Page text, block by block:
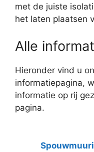
met de juiste
het laten plaatsen
Alle
Hieronder vind u
informatiepagina,
informatie op rij
pagina.